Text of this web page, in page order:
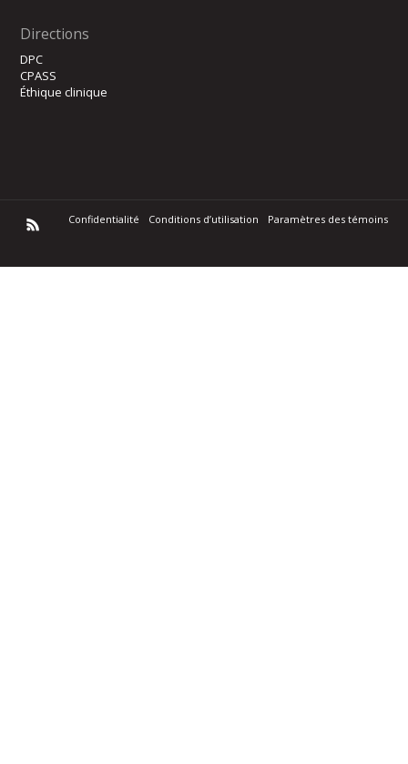
Directions
DPC
CPASS
Éthique clinique
Confidentialité Conditions d’utilisation Paramètres des témoins